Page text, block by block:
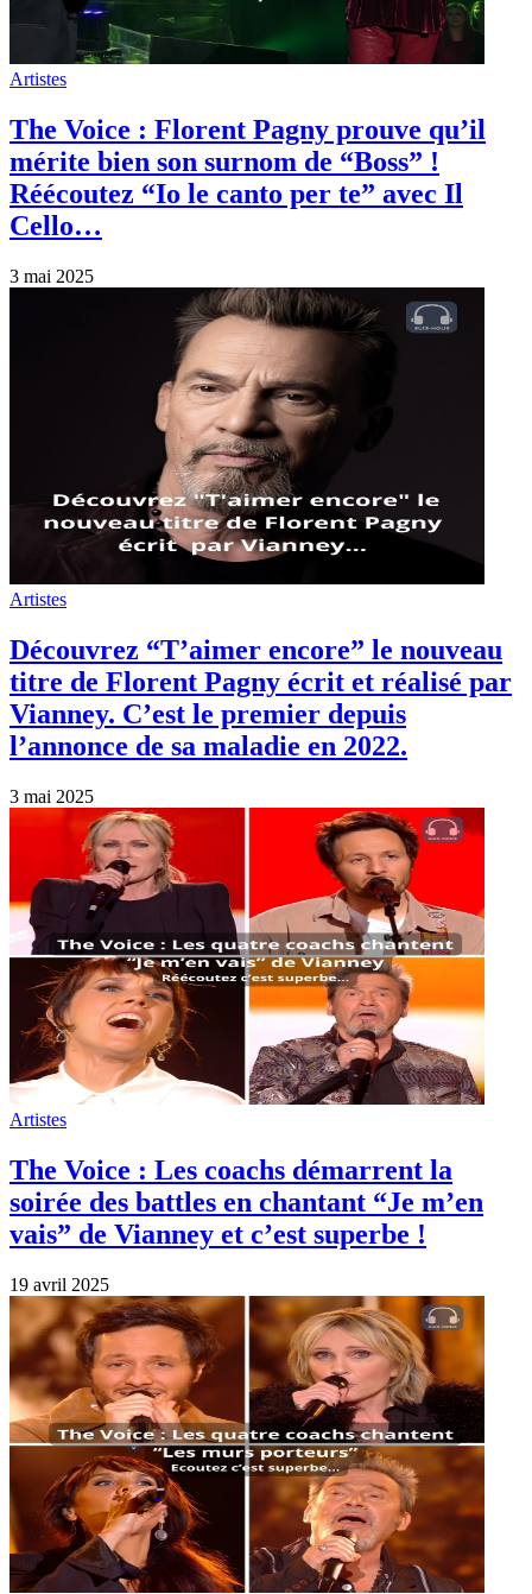
Artistes
The Voice : Florent Pagny prouve qu’il
mérite bien son surnom de “Boss” !
Réécoutez “Io le canto per te” avec Il
Cello…
3 mai 2025
Artistes
Découvrez “T’aimer encore” le nouveau
titre de Florent Pagny écrit et réalisé par
Vianney. C’est le premier depuis
l’annonce de sa maladie en 2022.
3 mai 2025
Artistes
The Voice : Les coachs démarrent la
soirée des battles en chantant “Je m’en
vais” de Vianney et c’est superbe !
19 avril 2025